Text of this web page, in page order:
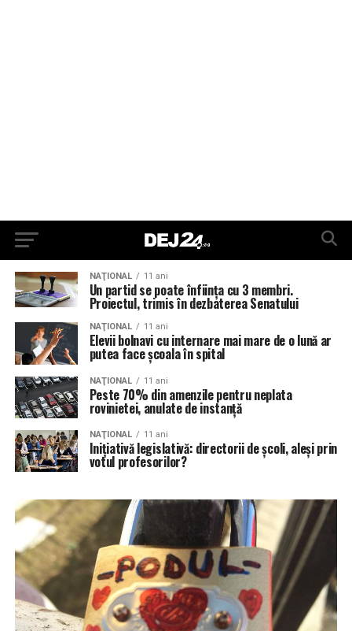
NAŢIONAL 11 ani
Un partid se poate înfiinţa cu 3 membri.
Proiectul, trimis în dezbaterea Senatului
NAŢIONAL 11 ani
Elevii bolnavi cu internare mai mare de o lună ar
putea face școala în spital
NAŢIONAL 11 ani
Peste 70% din amenzile pentru neplata
rovinietei, anulate de instanță
NAŢIONAL 11 ani
Inițiativă legislativă: directorii de şcoli, aleşi prin
votul profesorilor?